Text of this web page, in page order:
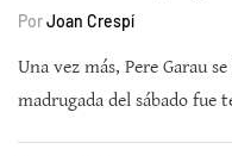
PorJoan Crespí
Una vez más, Pere Garau
madrugada del sábado fue